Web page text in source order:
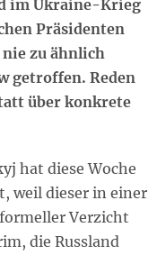
im Ukraine-Krieg
Präsidenten
zu ähnlich
getroffen. Reden
über konkrete
hat diese Woche
weil dieser in einer
Verzicht
die Russland